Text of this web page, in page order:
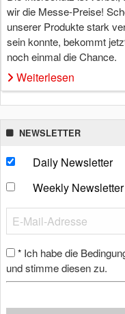
wir die Messe-Preise!
unserer Produkte stark
sein konnte, bekommt
noch einmal die Chance.
Weiterlesen
NEWSLETTER
Daily Newsletter
Weekly Newsletter
* Ich habe die
und stimme diesen zu.